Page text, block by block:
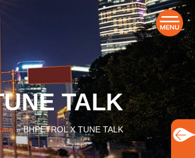
TALK
»BHPETROL X TUNE TALK